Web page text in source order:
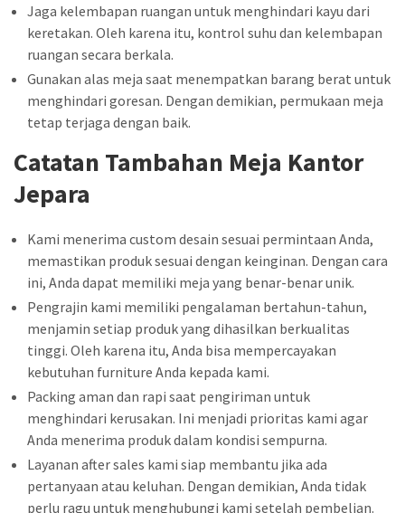
Jaga kelembapan ruangan untuk menghindari kayu dari
keretakan. Oleh karena itu, kontrol suhu dan kelembapan
ruangan secara berkala.
Gunakan alas meja saat menempatkan barang berat untuk
menghindari goresan. Dengan demikian, permukaan meja
tetap terjaga dengan baik.
Catatan Tambahan Meja Kantor
Jepara
Kami menerima custom desain sesuai permintaan Anda,
memastikan produk sesuai dengan keinginan. Dengan cara
ini, Anda dapat memiliki meja yang benar-benar unik.
Pengrajin kami memiliki pengalaman bertahun-tahun,
menjamin setiap produk yang dihasilkan berkualitas
tinggi. Oleh karena itu, Anda bisa mempercayakan
kebutuhan furniture Anda kepada kami.
Packing aman dan rapi saat pengiriman untuk
menghindari kerusakan. Ini menjadi prioritas kami agar
Anda menerima produk dalam kondisi sempurna.
Layanan after sales kami siap membantu jika ada
pertanyaan atau keluhan. Dengan demikian, Anda tidak
perlu ragu untuk menghubungi kami setelah pembelian.